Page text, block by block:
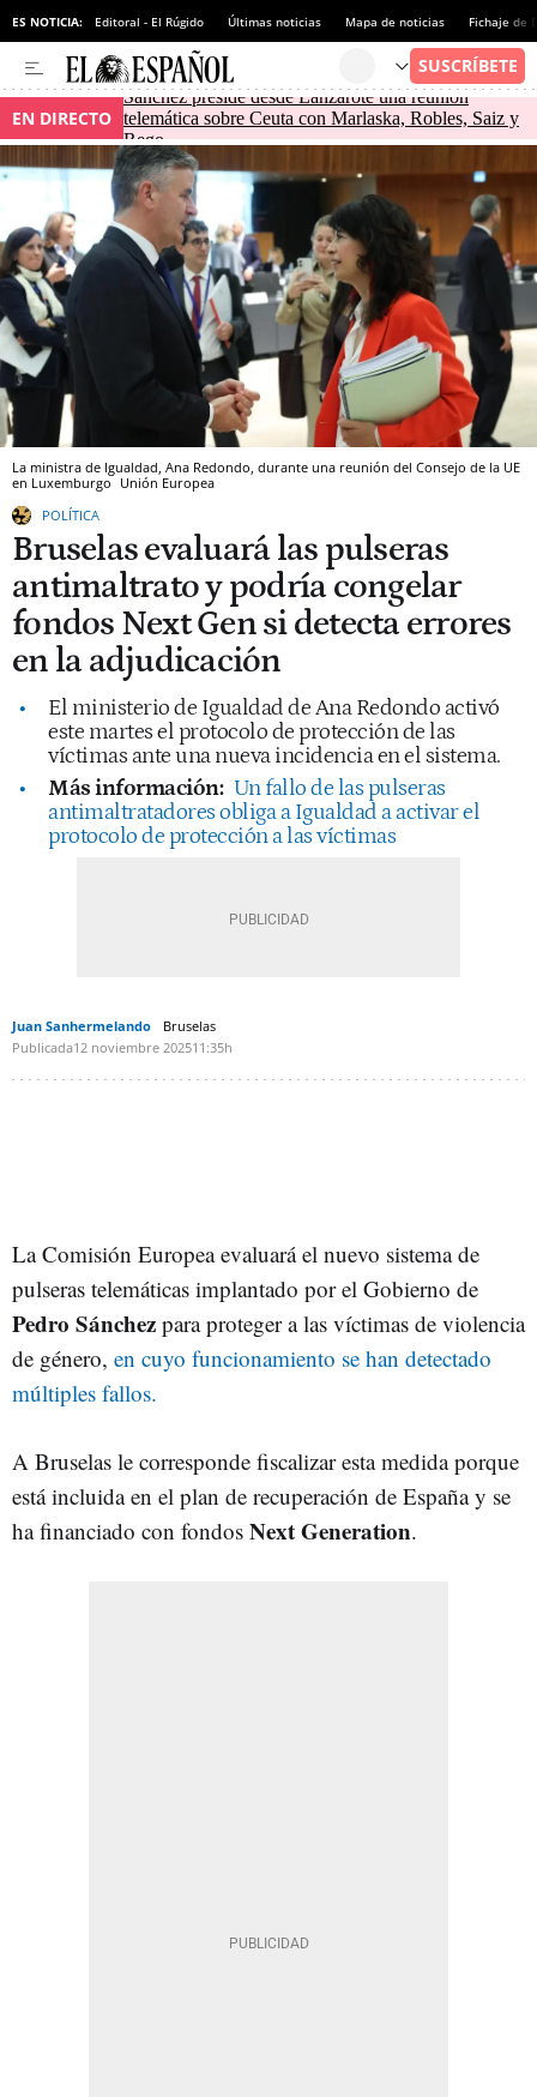
ES NOTICIA: Editoral - El Rúgido Últimas noticias Mapa de noticias Fichaje de
EN DIRECTO
Sánchez preside desde Lanzarote una reunión
telemática sobre Ceuta con Marlaska, Robles, Saiz y
Rego
La ministra de Igualdad, Ana Redondo, durante una reunión del Consejo de la UE
en Luxemburgo Unión Europea
POLÍTICA
Bruselas evaluará las pulseras
antimaltrato y podría congelar
fondos Next Gen si detecta errores
en la adjudicación
El ministerio de Igualdad de Ana Redondo activó
este martes el protocolo de protección de las
víctimas ante una nueva incidencia en el sistema.
Más información: Un fallo de las pulseras
antimaltratadores obliga a Igualdad a activar el
protocolo de protección a las víctimas
Juan Sanhermelando
Bruselas
Publicada12 noviembre 202511:35h
La Comisión Europea evaluará el nuevo sistema de
pulseras telemáticas implantado por el Gobierno de
Pedro Sánchez para proteger a las víctimas de violencia
de género, en cuyo funcionamiento se han detectado
múltiples fallos.
A Bruselas le corresponde fiscalizar esta medida porque
está incluida en el plan de recuperación de España y se
ha financiado con fondos Next Generation.